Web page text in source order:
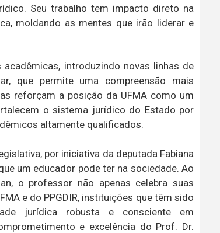
Seu trabalho tem impacto direto na
moldando as mentes que irão liderar e
acadêmicas, introduzindo novas linhas de
que permite uma compreensão mais
reforçam a posição da UFMA como um
o sistema jurídico do Estado por
altamente qualificados.
por iniciativa da deputada Fabiana
um educador pode ter na sociedade. Ao
o professor não apenas celebra suas
e do PPGDIR, instituições que têm sido
jurídica robusta e consciente em
e excelência do Prof. Dr.